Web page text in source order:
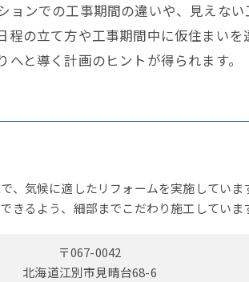
ンでの工事期間の違いや、見えな
の立て方や工事期間中に仮住まい
と導く計画のヒントが得られます。
、気候に適したリフォームを実施してい
きるよう、細部までこだわり施工していま
〒067-0042
北海道江別市見晴台68-6